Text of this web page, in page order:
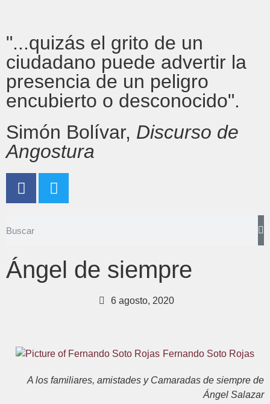
"...quizás el grito de un
ciudadano puede advertir la
presencia de un peligro
encubierto o desconocido".
Simón Bolívar, Discurso de
Angostura
Ángel de siempre
6 agosto, 2020
Fernando Soto Rojas
A los familiares, amistades y Camaradas de siempre de
Ángel Salazar